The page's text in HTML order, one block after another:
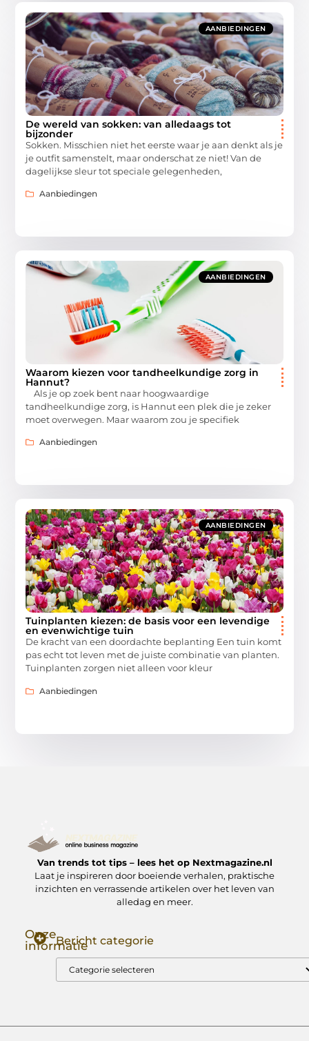
AANBIEDINGEN
De wereld van sokken: van alledaags tot
bijzonder
Sokken. Misschien niet het eerste waar je aan denkt als je
je outfit samenstelt, maar onderschat ze niet! Van de
dagelijkse sleur tot speciale gelegenheden,
Aanbiedingen
AANBIEDINGEN
Waarom kiezen voor tandheelkundige zorg in
Hannut?
Als je op zoek bent naar hoogwaardige
tandheelkundige zorg, is Hannut een plek die je zeker
moet overwegen. Maar waarom zou je specifiek
Aanbiedingen
AANBIEDINGEN
Tuinplanten kiezen: de basis voor een levendige
en evenwichtige tuin
De kracht van een doordachte beplanting Een tuin komt
pas echt tot leven met de juiste combinatie van planten.
Tuinplanten zorgen niet alleen voor kleur
Aanbiedingen
Van trends tot tips – lees het op Nextmagazine.nl
Laat je inspireren door boeiende verhalen, praktische
inzichten en verrassende artikelen over het leven van
alledag en meer.
Onze
informatieBericht categorie